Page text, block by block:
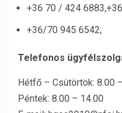
+36 70 / 424
+36/70 945 6542;
Telefonos
Hétfő – Csütörtök: 8.00
Péntek: 8.00 – 14.00